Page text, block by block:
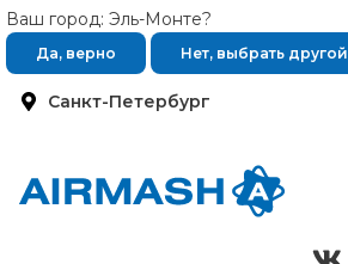
Санкт-Петербург
Ваш город: Эль-Монте?
Да, верно Нет, выбрать другой